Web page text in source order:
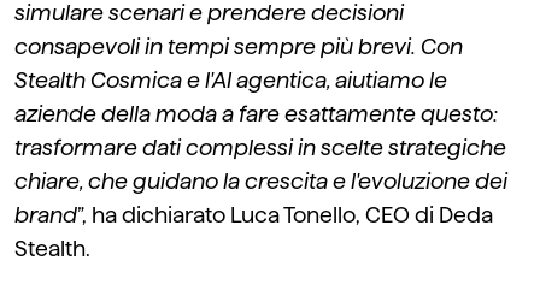
simulare scenari e prendere decisioni
consapevoli in tempi sempre più brevi. Con
Stealth Cosmica e l'AIagentica, aiutiamo le
aziende della moda a fare esattamente questo:
trasformare dati complessi in scelte strategiche
chiare, che guidano la crescita e l'evoluzione dei
brand”, ha dichiarato Luca Tonello, CEO di Deda
Stealth.